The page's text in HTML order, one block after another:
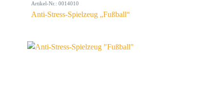
Artikel-Nr.: 0014010
Anti-Stress-Spielzeug „Fußball“